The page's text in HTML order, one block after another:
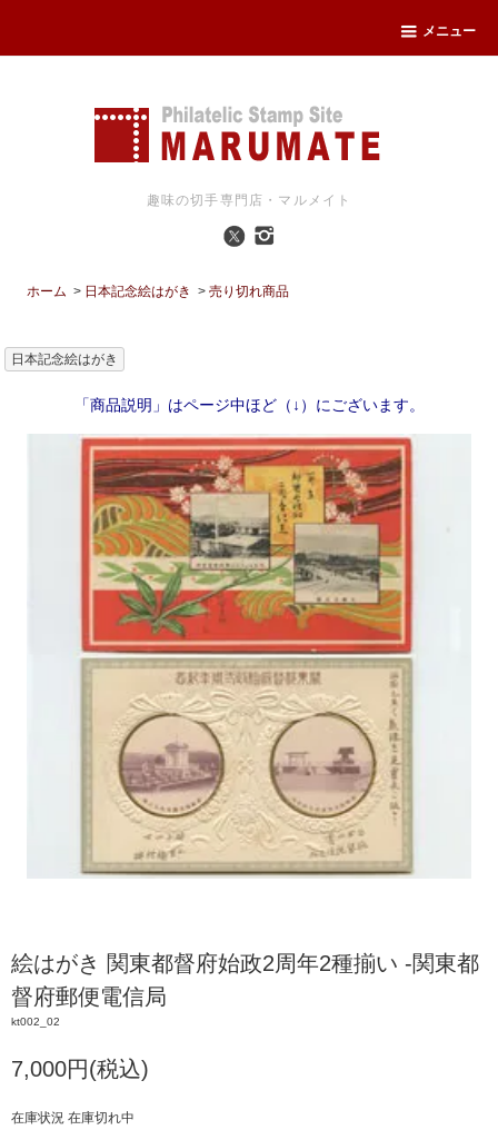
メニュー
趣味の切手専門店・マルメイト
ホーム > 日本記念絵はがき >売り切れ商品
日本記念絵はがき
「商品説明」はページ中ほど（↓）にございます。
絵はがき 関東都督府始政2周年2種揃い -関東都
督府郵便電信局
kt002_02
7,000円(税込)
在庫状況 在庫切れ中